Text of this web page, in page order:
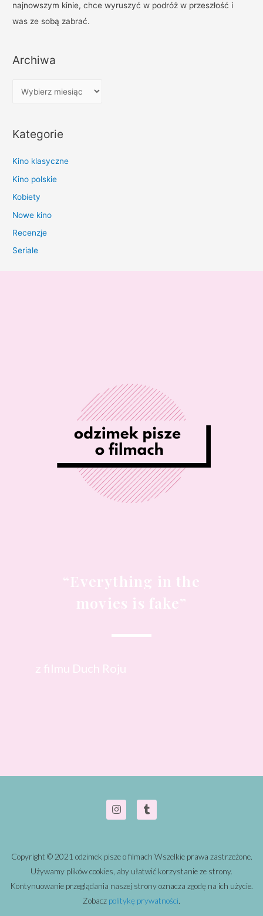
najnowszym kinie, chce wyruszyć w podróż w przeszłość i
was ze sobą zabrać.
Archiwa
Kategorie
Kino klasyczne
Kino polskie
Kobiety
Nowe kino
Recenzje
Seriale
“Everything in the
movies is fake”
z filmu Duch Roju
Copyright © 2021 odzimek pisze o filmach Wszelkie prawa zastrzeżone.
Używamy plików cookies, aby ułatwić korzystanie ze strony.
Kontynuowanie przeglądania naszej strony oznacza zgodę na ich użycie.
Zobacz politykę prywatności.